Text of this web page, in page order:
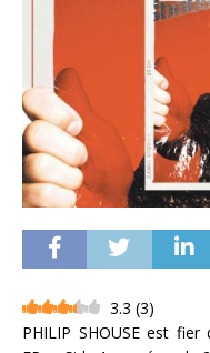
3.3 (3)
PHILIP SHOUSE est